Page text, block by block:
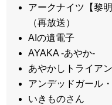
アークナイツ【黎
（再放送）
AIの遺電子
AYAKA ‐あやか‐
あやかしトライア
アンデッドガール
いきものさん